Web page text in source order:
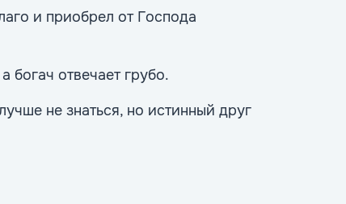
и приобрел от Господа
богач отвечает грубо.
не знаться, но истинный друг